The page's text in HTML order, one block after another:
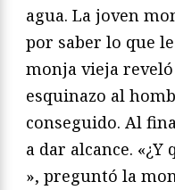
agua. La joven
por saber lo que
monja vieja
esquinazo al
conseguido. Al
a dar alcance. «¿Y
», preguntó la